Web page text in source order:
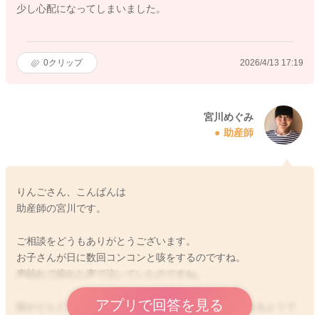
少し心配になってしまいました。
0クリップ 2026/4/13 17:19
宮川めぐみ
助産師
りんごさん、こんばんは
助産師の宮川です。
ご相談をどうもありがとうございます。
お子さんが日に数回コンコンと咳をするのですね。
声枯れで掠れた声で泣いていたのですね。
咳がどんどん増えていたり、お熱が出ている様子があるようで
アプリで回答を見る